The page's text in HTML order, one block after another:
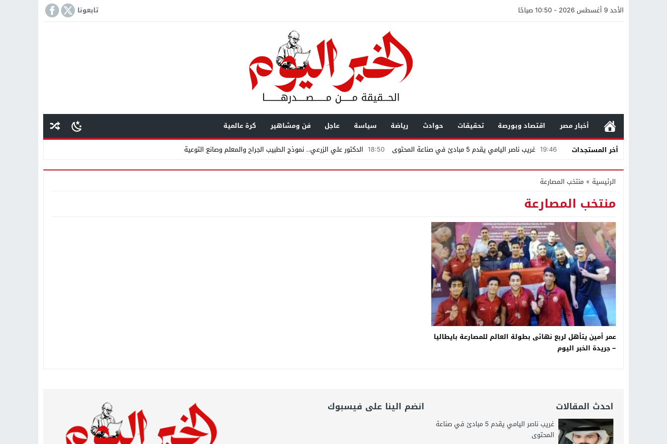
الأحد 9 أغسطس 2026 - 10:50 صباحًا تابعونا
أخبار مصر اقتصاد وبورصة تحقيقات حوادث رياضة سياسة عاجل فن ومشاهير
كرة عالمية
أخر المستجدات
19:46 غريب ناصر اليامي يقدم 5 مبادئ في صناعة المحتوى 18:50 الدكتور علي الزرعي.. نموذج الطبيب الجراح والمعلم وصانع التوعية
05:26 مستندات وتحويلات بنكية ومنشورات متداولة تشعل الجدل فى مغاغة.. مطالبات بالتحقيق فى ثروة حمادة قطب وعلاقته بأموال “مستريح مغاغة”
19:57
19:14 ناصر طويرش الحارثي.. من قاعة المزاد إلى شاشة الخبر… رحلة بناء ثقة
21:40 مواطن كويتي يقع ضحية عملية احتيال عابرة للحدود باسم “التصوف” ويطالب بأكثر من نصف مليون بمساعدة شخصيات دينية سودانية
16:20 من عامل بناء إلى إمبراطور الأراضى.. تساؤلات حول ثروة حمادة قطب وشراكاته المثيرة للجدل فى مغاغة
18:16 وليد منصور يتفاوض مع نجمة «العشق الممنوع» بيرين سات للمشاركة فى فيلم «ميلانو»
الرئيسية » منتخب المصارعة
منتخب المصارعة
عمر أمين يتأهل لربع نهائى بطولة العالم للمصارعة بايطاليا
– جريدة الخبر اليوم
احدث المقالات
غريب ناصر اليامي يقدم 5 مبادئ في صناعة
المحتوى
انضم الينا على فيسبوك